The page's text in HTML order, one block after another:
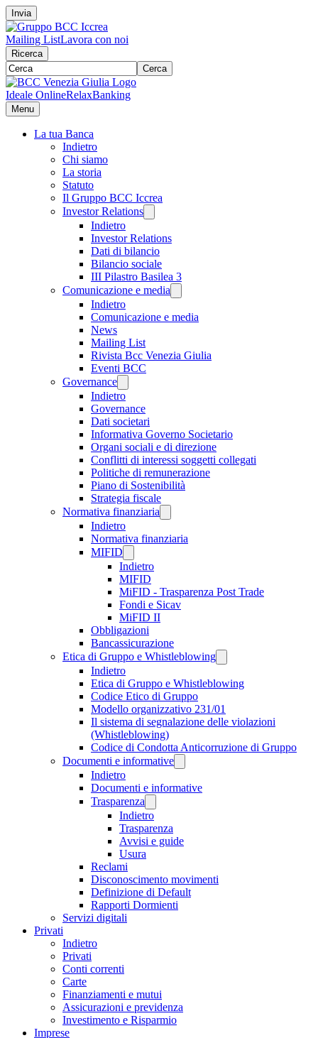
Invia
Mailing ListLavora con noi
Ricerca
Cerca
Ideale OnlineRelaxBanking
Menu
La tua Banca
Indietro
Chi siamo
La storia
Statuto
Il Gruppo BCC Iccrea
Investor Relations
Indietro
Investor Relations
Dati di bilancio
Bilancio sociale
III Pilastro Basilea 3
Comunicazione e media
Indietro
Comunicazione e media
News
Mailing List
Rivista Bcc Venezia Giulia
Eventi BCC
Governance
Indietro
Governance
Dati societari
Informativa Governo Societario
Organi sociali e di direzione
Conflitti di interessi soggetti collegati
Politiche di remunerazione
Piano di Sostenibilità
Strategia fiscale
Normativa finanziaria
Indietro
Normativa finanziaria
MIFID
Indietro
MIFID
MiFID - Trasparenza Post Trade
Fondi e Sicav
MiFID II
Obbligazioni
Bancassicurazione
Etica di Gruppo e Whistleblowing
Indietro
Etica di Gruppo e Whistleblowing
Codice Etico di Gruppo
Modello organizzativo 231/01
Il sistema di segnalazione delle violazioni
(Whistleblowing)
Codice di Condotta Anticorruzione di Gruppo
Documenti e informative
Indietro
Documenti e informative
Trasparenza
Indietro
Trasparenza
Avvisi e guide
Usura
Reclami
Disconoscimento movimenti
Definizione di Default
Rapporti Dormienti
Servizi digitali
Privati
Indietro
Privati
Conti correnti
Carte
Finanziamenti e mutui
Assicurazioni e previdenza
Investimento e Risparmio
Imprese